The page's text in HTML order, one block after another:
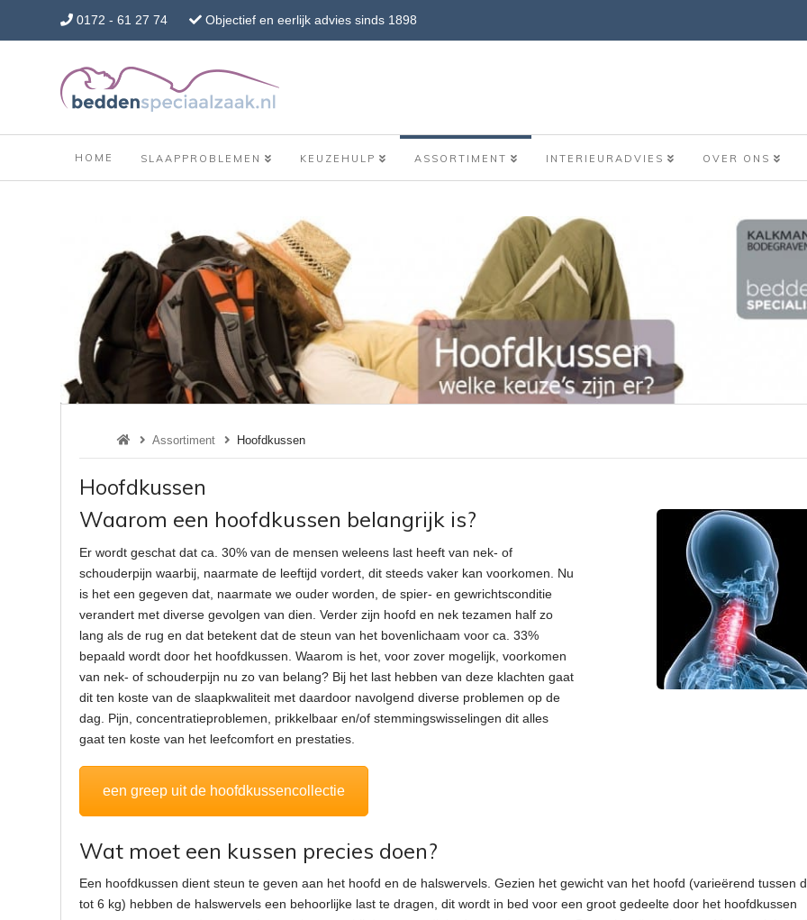
0172 - 61 27 74 Objectief en eerlijk advies sinds 1898
HOME SLAAPPROBLEMEN KEUZEHULP ASSORTIMENT INTERIEURADVIES OVER ONS
Assortiment Hoofdkussen
Hoofdkussen
Waarom een hoofdkussen belangrijk is?
Er wordt geschat dat ca. 30% van de mensen weleens last heeft van nek- of
schouderpijn waarbij, naarmate de leeftijd vordert, dit steeds vaker kan voorkomen. Nu
is het een gegeven dat, naarmate we ouder worden, de spier- en gewrichtsconditie
verandert met diverse gevolgen van dien. Verder zijn hoofd en nek tezamen half zo
lang als de rug en dat betekent dat de steun van het bovenlichaam voor ca. 33%
bepaald wordt door het hoofdkussen. Waarom is het, voor zover mogelijk, voorkomen
van nek- of schouderpijn nu zo van belang? Bij het last hebben van deze klachten gaat
dit ten koste van de slaapkwaliteit met daardoor navolgend diverse problemen op de
dag. Pijn, concentratieproblemen, prikkelbaar en/of stemmingswisselingen dit alles
gaat ten koste van het leefcomfort en prestaties.
een greep uit de hoofdkussencollectie
Wat moet een kussen precies doen?
Een hoofdkussen dient steun te geven aan het hoofd en de halswervels. Gezien het gewicht van het hoofd (varieërend tussen
tot 6 kg) hebben de halswervels een behoorlijke last te dragen, dit wordt in bed voor een groot gedeelte door het hoofdkussen